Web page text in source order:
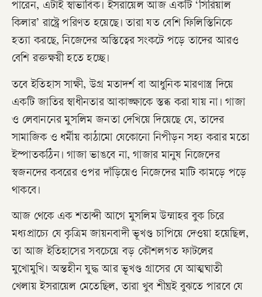
পারেন, এটাই স্বাভাবিক। ইসরায়েল আজ একটি ‘সিরিয়াল
কিলার’ রাষ্ট্রে পরিণত হয়েছে। তারা যত বেশি ফিলিস্তিনিকে
হত্যা করছে, নিজেদের অস্তিত্বের সংকটে পড়ে তাদের আরও
বেশি রক্তক্ষয়ী হতে হচ্ছে।
তবে ইতিহাস সাক্ষী, উগ্র মতাদর্শ বা আধুনিক মারণাস্ত্র দিয়ে
একটি জাতির স্বাধীনতার আকাঙ্ক্ষাকে স্তব্ধ করা যায় না। গাজা
ও লেবাননের মুসলিম জনতা দেখিয়ে দিয়েছে যে, তাদের
সামাজিক ও ধর্মীয় কাঠামো যেকোনো নিপীড়ন সহ্য করার মতো
ইস্পাতকঠিন। গাজা ভাঙবে না, গাজার মানুষ নিজেদের
স্বজনদের কবরের ওপর দাঁড়িয়েও নিজেদের মাটি কামড়ে পড়ে
থাকবে।
আজ থেকে এক শতাব্দী আগে মুসলিম উম্মাহর বুক চিরে
মধ্যপ্রাচ্যে যে কৃত্রিম জায়নবাদী ভূখণ্ড চাপিয়ে দেওয়া হয়েছিল,
তা আজ ইতিহাসের সবচেয়ে বড় কৌশলগত ফাটলের
মুখোমুখি। অন্তহীন যুদ্ধ আর ভূখণ্ড গ্রাসের যে আত্মঘাতী
খেলায় ইসরায়েল মেতেছিল, তারা খুব শীঘ্রই বুঝতে পারবে যে